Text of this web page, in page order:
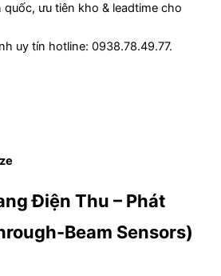
quốc, ưu tiên kho & leadtime cho
uy tín hotline: 0938.78.49.77.
Điện Thu – Phát
Beam Sensors)